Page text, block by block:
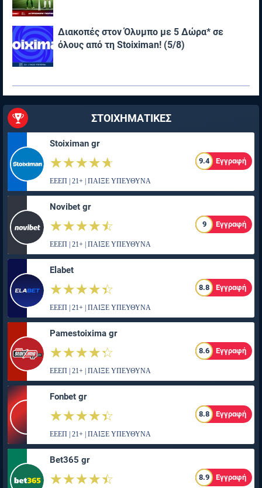
Διακοπές στον Όλυμπο με 5 Δώρα* σε
όλους από τη Stoiximan! (5/8)
ΣΤΟΙΧΗΜΑΤΙΚΕΣ
Stoiximan gr
☆☆☆☆☆
★★★★★ 9.4 Εγγραφή
ΕΕΕΠ | 21+ | ΠΑΙΞΕ ΥΠΕΥΘΥΝΑ
Novibet gr
☆☆☆☆☆
★★★★★ 9 Εγγραφή
ΕΕΕΠ | 21+ | ΠΑΙΞΕ ΥΠΕΥΘΥΝΑ
Elabet
☆☆☆☆☆
★★★★★ 8.8 Εγγραφή
ΕΕΕΠ | 21+ | ΠΑΙΞΕ ΥΠΕΥΘΥΝΑ
Pamestoixima gr
☆☆☆☆☆
★★★★★ 8.6 Εγγραφή
ΕΕΕΠ | 21+ | ΠΑΙΞΕ ΥΠΕΥΘΥΝΑ
Fonbet gr
☆☆☆☆☆
★★★★★ 8.8 Εγγραφή
ΕΕΕΠ | 21+ | ΠΑΙΞΕ ΥΠΕΥΘΥΝΑ
Bet365 gr
☆☆☆☆☆
★★★★★ 8.9 Εγγραφή